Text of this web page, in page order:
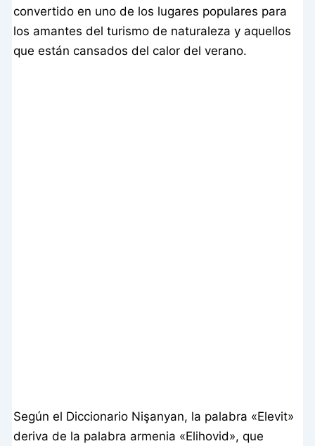
convertido en uno de los lugares populares para
los amantes del turismo de naturaleza y aquellos
que están cansados del calor del verano.
Según el Diccionario Nişanyan, la palabra «Elevit»
deriva de la palabra armenia «Elihovid», que